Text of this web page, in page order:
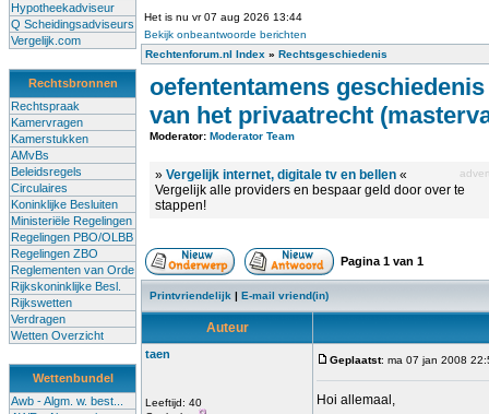
Hypotheekadviseur
Q Scheidingsadviseurs
Vergelijk.com
Rechtsbronnen
Rechtspraak
Kamervragen
Kamerstukken
AMvBs
Beleidsregels
Circulaires
Koninklijke Besluiten
Ministeriële Regelingen
Regelingen PBO/OLBB
Regelingen ZBO
Reglementen van Orde
Rijkskoninklijke Besl.
Rijkswetten
Verdragen
Wetten Overzicht
Wettenbundel
Awb - Algm. w. best...
Het is nu vr 07 aug 2026 13:44
Bekijk onbeantwoorde berichten
Rechtenforum.nl Index » Rechtsgeschiedenis
oefententamens geschiedenis
van het privaatrecht
Moderator: Moderator Team
» Vergelijk internet, digitale tv en bellen «
Vergelijk alle providers en bespaar geld door over te
stappen!
Pagina 1 van 1
Printvriendelijk | E-mail vriend(in)
Auteur
taen
Leeftijd: 40
Geplaatst: ma 07 jan 2008
Hoi allemaal,